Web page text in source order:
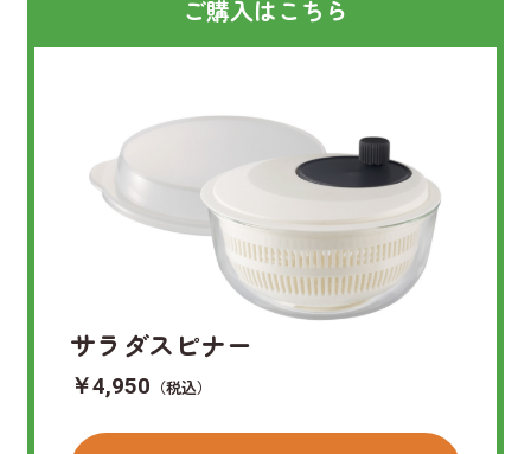
ご購入はこちら
サラダスピナー
￥4,950 （税込）